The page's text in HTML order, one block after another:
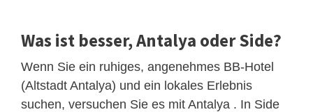
Was ist besser, Antalya oder Side?
Wenn Sie ein ruhiges, angenehmes BB-Hotel
(Altstadt Antalya) und ein lokales Erlebnis
suchen, versuchen Sie es mit Antalya . In Side